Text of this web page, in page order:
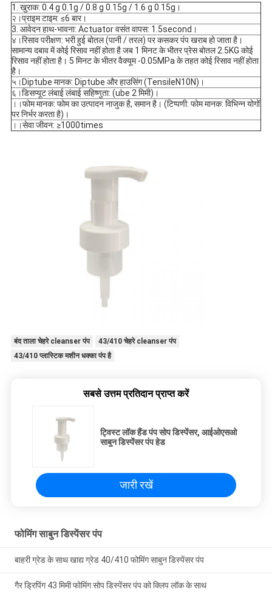
1. खुराक: 0.4 g 0.1g / 0.8 g 0.15g / 1.6 g 0.15g।
२।प्राइम टाइम: ≤6 बार।
3. आवेदन हाथ-भावना: Actuator वसंत वापस: 1.5second।
४।रिसाव परीक्षण: भरी हुई बोतल (पानी / तरल) पर कसकर पंप खराब हो जाता है।
सामान्य दबाव में कोई रिसाव नहीं होता है जब 1 मिनट के भीतर प्रेस बोतल 2.5KG कोई
रिसाव नहीं होता है। 5 मिनट के भीतर वैक्यूम -0.05MPa के तहत कोई रिसाव नहीं होता
है।
५। Diptube मानक: Diptube और हाउसिंग (TensileN10N)।
६।डिसप्यूट लंबाई लंबाई सहिष्णुता: (ube 2 मिमी)।
।।फोम मानक: फोम का उत्पादन नाजुक है, समान है। (टिप्पणी: फोम मानक: विभिन्न योगों
पर निर्भर करता है)।
।।सेवा जीवन: ≥1000times
बंद ताला चेहरे cleanser पंप
43/410 चेहरे cleanser पंप
43/410 प्लास्टिक मशीन धक्का पंप है
सबसे उत्तम प्रतिदान प्राप्त करें
ट्विस्ट लॉक हैंड पंप सोप डिस्पेंसर, आईओएसओ
साबुन डिस्पेंसर पंप हेड
जारी रखें
फोमिंग साबुन डिस्पेंसर पंप
बाहरी ग्रेड के साथ खाद्य ग्रेड 40/410 फोमिंग साबुन डिस्पेंसर पंप
गैर ड्रिपिंग 43 मिमी फोमिंग सोप डिस्पेंसर पंप को क्लिप लॉक के साथ